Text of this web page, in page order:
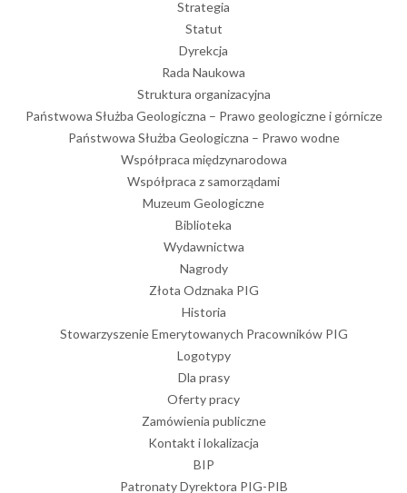
obejmujące łącznie powierzchnię 174 284 km2.
Strategia
Statut
Dyrekcja
Rada Naukowa
Struktura organizacyjna
Państwowa Służba Geologiczna – Prawo geologiczne i górnicze
Państwowa Służba Geologiczna – Prawo wodne
Współpraca międzynarodowa
Współpraca z samorządami
Muzeum Geologiczne
Biblioteka
Wydawnictwa
Nagrody
Złota Odznaka PIG
Historia
Stowarzyszenie Emerytowanych Pracowników PIG
Logotypy
Dla prasy
Oferty pracy
Zamówienia publiczne
Kontakt i lokalizacja
BIP
Patronaty Dyrektora PIG-PIB